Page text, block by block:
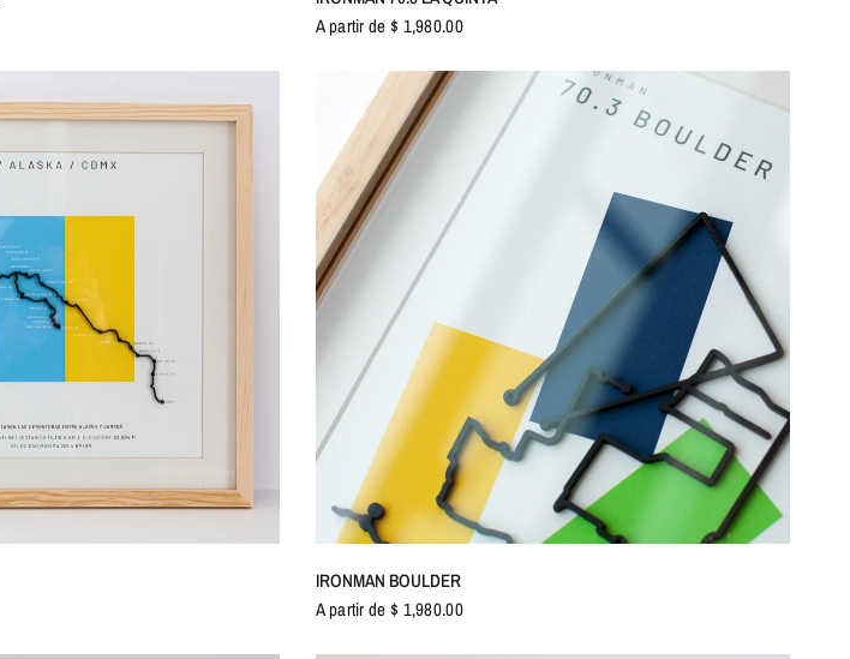
A partir de $ 1,980.00
IRONMAN BOULDER
A partir de $ 1,980.00